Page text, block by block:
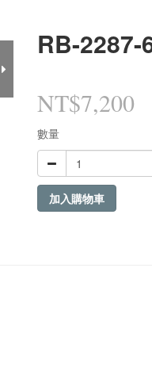
RB-2287-
NT$7,200
數量
加入購物車